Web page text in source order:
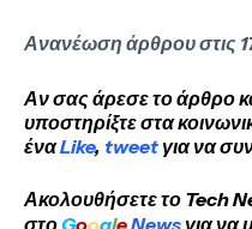
Ανανέωση άρθρου στις
Αν σας άρεσε το άρθρο
υποστηρίξτε στα
έναLike, tweet για να
Ακολουθήσετε το Tech
στο GoogleNews για να